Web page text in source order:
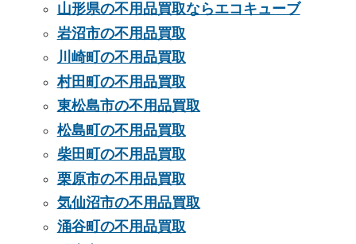
山形県の不用品買取ならエコキューブ
岩沼市の不用品買取
川崎町の不用品買取
村田町の不用品買取
東松島市の不用品買取
松島町の不用品買取
柴田町の不用品買取
栗原市の不用品買取
気仙沼市の不用品買取
涌谷町の不用品買取